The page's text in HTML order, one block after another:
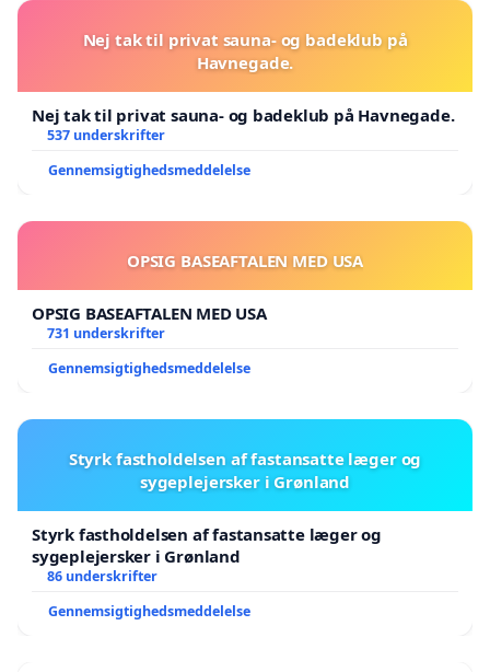
Nej tak til privat sauna- og badeklub på
Havnegade.
Nej tak til privat sauna- og badeklub på Havnegade.
537 underskrifter
Gennemsigtighedsmeddelelse
OPSIG BASEAFTALEN MED USA
OPSIG BASEAFTALEN MED USA
731 underskrifter
Gennemsigtighedsmeddelelse
Styrk fastholdelsen af fastansatte læger og
sygeplejersker i Grønland
Styrk fastholdelsen af fastansatte læger og
sygeplejersker i Grønland
86 underskrifter
Gennemsigtighedsmeddelelse